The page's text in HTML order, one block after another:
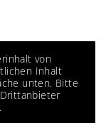
von
Inhalt
unten. Bitte